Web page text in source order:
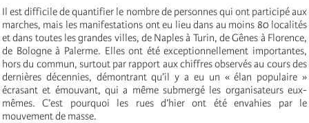
Il est difficile de quantifier le nombre de personnes qui ont participé aux
marches, mais les manifestations ont eu lieu dans au moins 80 localités
et dans toutes les grandes villes, de Naples à Turin, de Gênes à Florence,
de Bologne à Palerme. Elles ont été exceptionnellement importantes,
hors du commun, surtout par rapport aux chiffres observés au cours des
dernières décennies, démontrant qu’il y a eu un « élan populaire »
écrasant et émouvant, qui a même submergé les organisateurs eux-
mêmes. C’est pourquoi les rues d’hier ont été envahies par le
mouvement de masse.